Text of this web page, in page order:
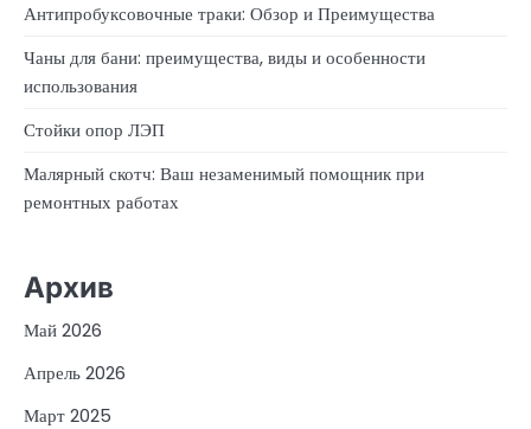
Антипробуксовочные траки: Обзор и Преимущества
Чаны для бани: преимущества, виды и особенности
использования
Стойки опор ЛЭП
Малярный скотч: Ваш незаменимый помощник при
ремонтных работах
Архив
Май 2026
Апрель 2026
Март 2025